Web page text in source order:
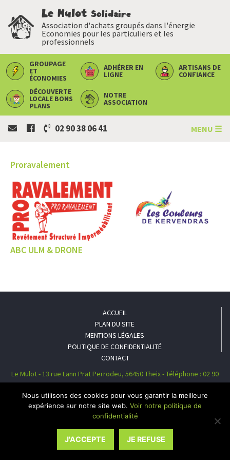
Le Mulot Solidaire
Association d'achats groupés dans l'énergie
Economies pour les particuliers et les
professionnels
GROUPAGE
ET
ÉCONOMIES
ADHÉRER EN
LIGNE
ARTISANS DE
CONFIANCE
DÉCOUVERTE
LOCALE BONS
PLANS
NOTRE
ASSOCIATION
02 90 38 06 41 MENU ☰
Proravalement
ABC ULM & DRONE
ACCUEIL
PLAN DU SITE
MENTIONS LÉGALES
POLITIQUE DE CONFIDENTIALITÉ
CONTACT
Le Mulot - 13 rue Lann Prat Perrodeu, 56450 Theix - Téléphone : 02 90
38 06 41
Nous utilisons des cookies pour vous garantir la meilleure
expérience sur notre site web. Voir notre politique de
confidentialité
J'ACCEPTE JE REFUSE